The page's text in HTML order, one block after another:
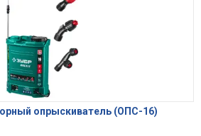
опрыскиватель (ОПС-16)